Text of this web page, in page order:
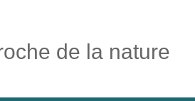
de la nature